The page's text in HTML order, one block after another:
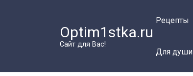
Optim1stka.ru
Сайт для Вас!
Рецепты
Для души